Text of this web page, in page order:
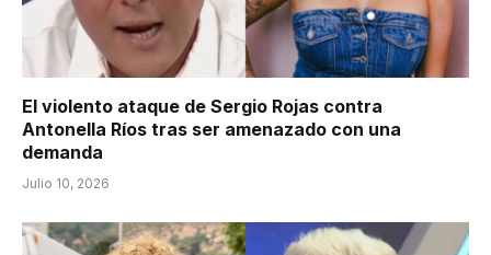
El violento ataque de Sergio Rojas contra
Antonella Ríos tras ser amenazado con una
demanda
Julio 10, 2026